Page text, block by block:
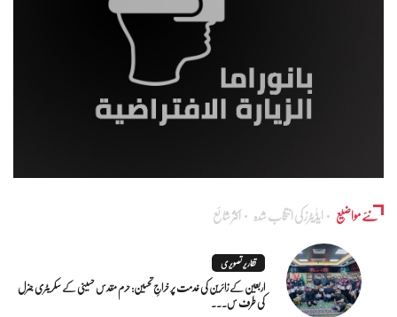
نئے مواضیع ایڈٰیٹرز کی انتخاب شدہ اکثر شائع
تقاریر تصویری
اربعین کے زائرین کی خدمت پر خراجِ تحسین: حرم مقدس حسینی کے سکریٹری جنرل
کی طرف س...